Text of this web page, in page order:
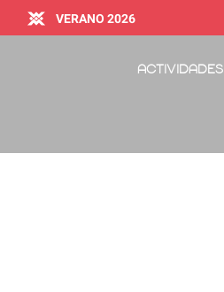
VERANO 2026
Actividades